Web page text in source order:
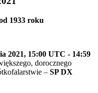
1933 roku
2021, 15:00 UTC - 14:59
dorocznego
– SP DX